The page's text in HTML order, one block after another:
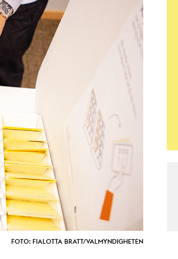
FOTO: FIALOTTA BRATT/VALMYNDIGHETEN